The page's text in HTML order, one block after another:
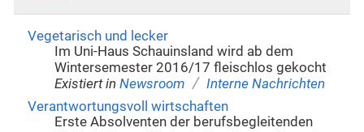
Vegetarisch und lecker
Im Uni-Haus Schauinsland wird ab dem
Wintersemester 2016/17 fleischlos gekocht
Existiert in Newsroom / Interne Nachrichten
Verantwortungsvoll wirtschaften
Erste Absolventen der berufsbegleitenden